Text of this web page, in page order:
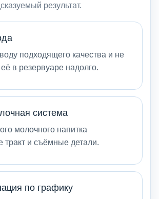
результат.
подходящего качества и не
в резервуаре надолго.
система
молочного напитка
тракт и съёмные детали.
по графику